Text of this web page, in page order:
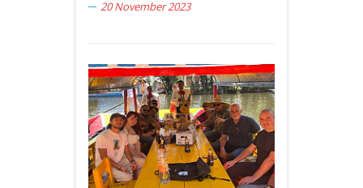
20 November 2023